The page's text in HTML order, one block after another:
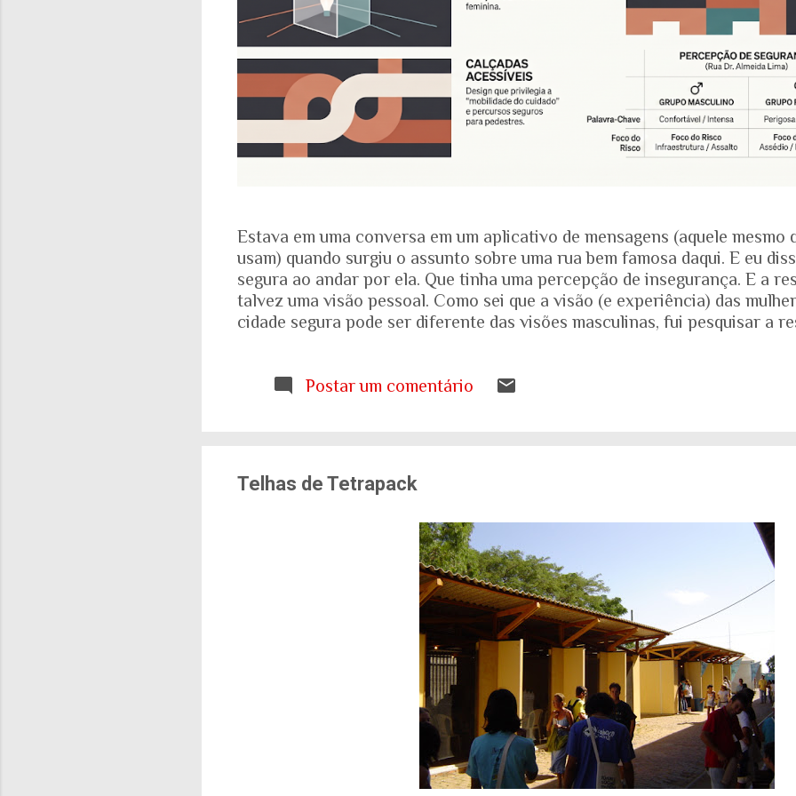
Estava em uma conversa em um aplicativo de mensagens (aquele mesmo
usam) quando surgiu o assunto sobre uma rua bem famosa daqui. E eu
segura ao andar por ela. Que tinha uma percepção de insegurança. E a
talvez uma visão pessoal. Como sei que a visão (e experiência) das
cidade segura pode ser diferente das visões masculinas, fui pesquisar a
Locomotiva, divulgada em setembro de 2024, mostrou um dado alarmante:
sensação isolada. Se per...
Postar um comentário
Telhas de Tetrapack